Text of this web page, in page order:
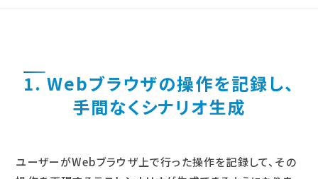
1. Webブラウザの操作を記録し、
手間なくシナリオ生成
ユーザーがWebブラウザ上で行った操作を記録して、その